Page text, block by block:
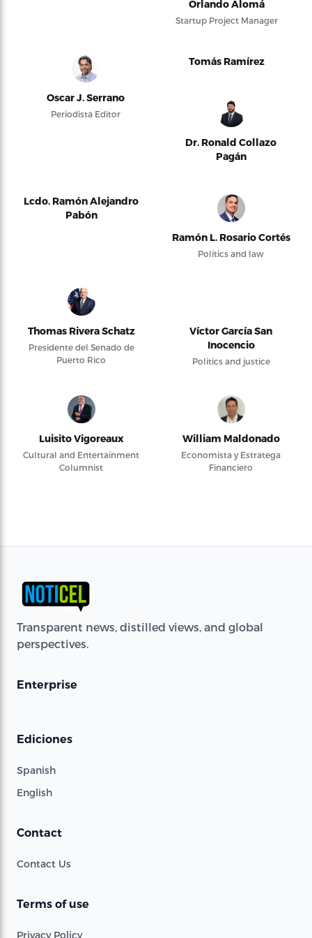
Orlando Alomá
Startup Project Manager
Oscar J. Serrano
Periodista Editor
Tomás Ramírez
Dr. Ronald Collazo
Pagán
Lcdo. Ramón Alejandro
Pabón
Ramón L. Rosario Cortés
Politics and law
Thomas Rivera Schatz
Presidente del Senado de
Puerto Rico
Víctor García San
Inocencio
Politics and justice
Luisito Vigoreaux
Cultural and Entertainment
Columnist
William Maldonado
Economista y Estratega
Financiero
Transparent news, distilled views, and global
perspectives.
Enterprise
Ediciones
Spanish
English
Contact
Contact Us
Terms of use
Privacy Policy